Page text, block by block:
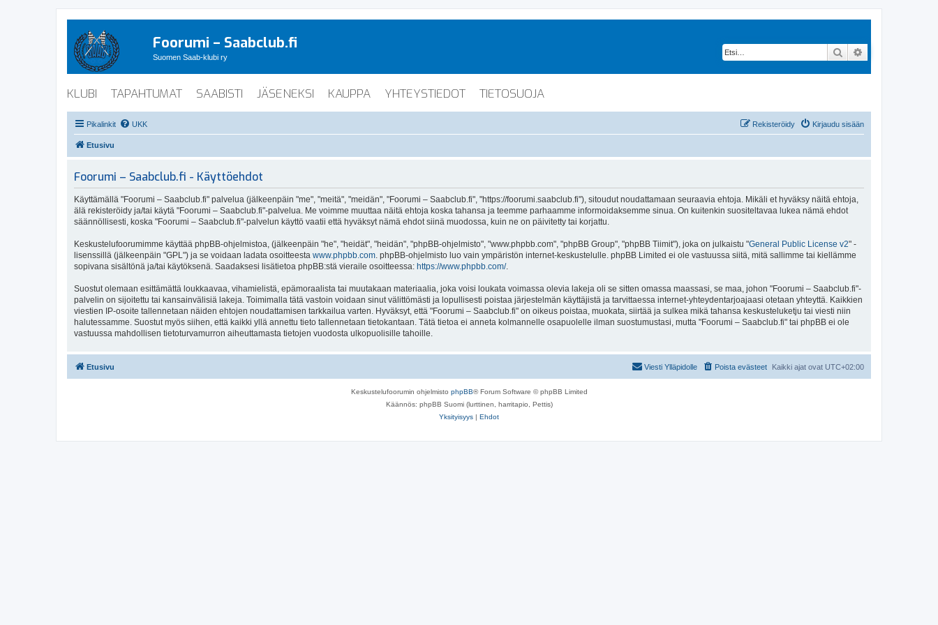
Foorumi – Saabclub.fi
Suomen Saab-klubi ry Etsi
KLUBI TAPAHTUMAT SAABISTI JÄSENEKSI KAUPPA YHTEYSTIEDOT TIETOSUOJA
Pikalinkit UKK Kirjaudu sisään
Rekisteröidy
Etusivu
Foorumi – Saabclub.fi - Käyttöehdot
Käyttämällä "Foorumi – Saabclub.fi" palvelua (jälkeenpäin "me", "meitä", "meidän", "Foorumi – Saabclub.fi", "https://foorumi.saabclub.fi"), sitoudut noudattamaan seuraavia ehtoja. Mikäli et hyväksy näitä ehtoja,
älä rekisteröidy ja/tai käytä "Foorumi – Saabclub.fi"-palvelua. Me voimme muuttaa näitä ehtoja koska tahansa ja teemme parhaamme informoidaksemme sinua. On kuitenkin suositeltavaa lukea nämä ehdot
säännöllisesti, koska "Foorumi – Saabclub.fi"-palvelun käyttö vaatii että hyväksyt nämä ehdot siinä muodossa, kuin ne on päivitetty tai korjattu.
Keskustelufoorumimme käyttää phpBB-ohjelmistoa, (jälkeenpäin "he", "heidät", "heidän", "phpBB-ohjelmisto", "www.phpbb.com", "phpBB Group", "phpBB Tiimit"), joka on julkaistu "General Public License v2" -
lisenssillä (jälkeenpäin "GPL") ja se voidaan ladata osoitteesta www.phpbb.com . phpBB-ohjelmisto luo vain ympäristön internet-keskustelulle. phpBB Limited ei ole vastuussa siitä, mitä sallimme tai kiellämme
sopivana sisältönä ja/tai käytöksenä. Saadaksesi lisätietoa phpBB:stä vieraile osoitteessa: https://www.phpbb.com/.
Suostut olemaan esittämättä loukkaavaa, vihamielistä, epämoraalista tai muutakaan materiaalia, joka voisi loukata voimassa olevia lakeja oli se sitten omassa maassasi, se maa, johon "Foorumi – Saabclub.fi"-
palvelin on sijoitettu tai kansainvälisiä lakeja. Toimimalla tätä vastoin voidaan sinut välittömästi ja lopullisesti poistaa järjestelmän käyttäjistä ja tarvittaessa internet-yhteydentarjoajaasi otetaan yhteyttä. Kaikkien
viestien IP-osoite tallennetaan näiden ehtojen noudattamisen tarkkailua varten. Hyväksyt, että "Foorumi – Saabclub.fi" on oikeus poistaa, muokata, siirtää ja sulkea mikä tahansa keskusteluketju tai viesti niin
halutessamme. Suostut myös siihen, että kaikki yllä annettu tieto tallennetaan tietokantaan. Tätä tietoa ei anneta kolmannelle osapuolelle ilman suostumustasi, mutta "Foorumi – Saabclub.fi" tai phpBB ei ole
vastuussa mahdollisen tietoturvamurron aiheuttamasta tietojen vuodosta ulkopuolisille tahoille.
Etusivu Kaikki ajat ovat UTC+02:00
Poista evästeet
Viesti Ylläpidolle
Keskustelufoorumin ohjelmisto phpBB® Forum Software © phpBB Limited
Käännös: phpBB Suomi (lurttinen, harritapio, Pettis)
Yksityisyys | Ehdot